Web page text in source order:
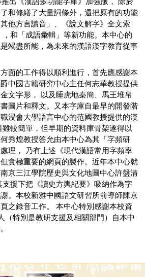
了和修繕了大量詞條外，還把原有的功能
他方言讀音」、《說文解字》全文索
和「成語彙輯」等新功能。本中心的
竭盡所能，為未來的漢語漢字教育從事
面的工作得以順利進行，首先應感謝本
中國古籍研究中心主任何志華教授提供
文字形， 以及睡虎地秦簡、馬王堆帛
圖片和釋文。又本字庫自最早的開發階
浸會大學語言中心的范國教授提供的漢
較簡單，但早期的資料庫骨架遂得以
秀煌教授答允由本中心為其「字頻研
理， 乃有上述《現代漢語常用字頻率
實極重要的網頁的製作。近年本中心就
京三江學院歷史與文化地圖中心許盤清
援下把《讀史方輿紀要》吸納作為字
。本校新雅中國語文研習所前導師陳京
之錄音工作。 本中心特別感謝本校資
（特別是教研支援及相關部門）自本中